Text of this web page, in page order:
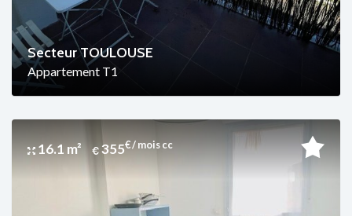
Secteur TOULOUSE
Appartement T1
16.1 m² 355€ / mois cc